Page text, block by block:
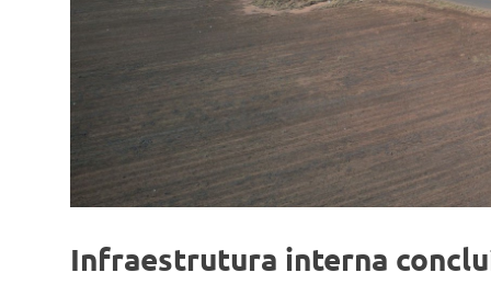
Infraestrutura interna